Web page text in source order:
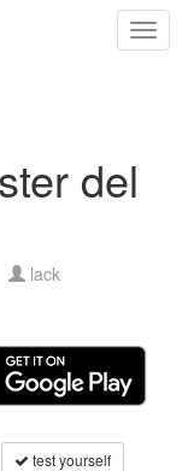
del
lack
test yourself